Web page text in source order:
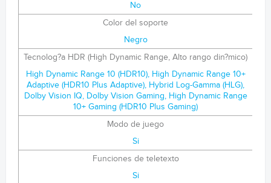
No
Color del soporte
Negro
Tecnolog?a HDR (High Dynamic Range, Alto rango din?mico)
High Dynamic Range 10 (HDR10), High Dynamic Range 10+
Adaptive (HDR10 Plus Adaptive), Hybrid Log-Gamma (HLG),
Dolby Vision IQ, Dolby Vision Gaming, High Dynamic Range
10+ Gaming (HDR10 Plus Gaming)
Modo de juego
Si
Funciones de teletexto
Si